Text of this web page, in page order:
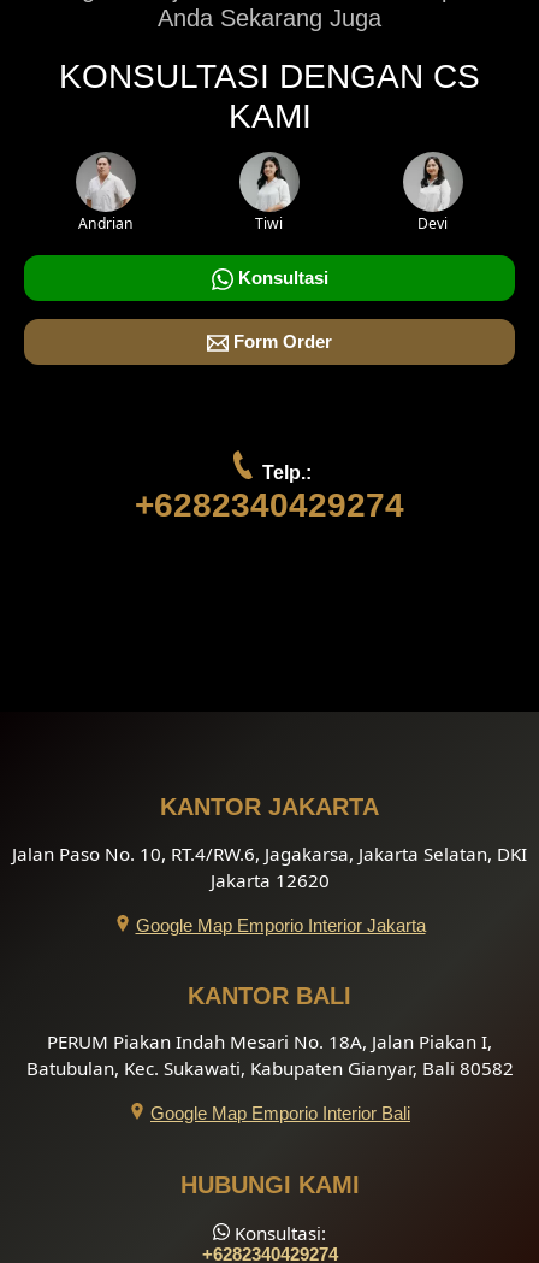
Anda Sekarang Juga
KONSULTASI DENGAN CS
KAMI
Andrian Tiwi Devi
Konsultasi
Form Order
Telp.:
+6282340429274
KANTOR JAKARTA
Jalan Paso No. 10, RT.4/RW.6, Jagakarsa, Jakarta Selatan, DKI
Jakarta 12620
Google Map Emporio Interior Jakarta
KANTOR BALI
PERUM Piakan Indah Mesari No. 18A, Jalan Piakan I,
Batubulan, Kec. Sukawati, Kabupaten Gianyar, Bali 80582
Google Map Emporio Interior Bali
HUBUNGI KAMI
Konsultasi:
+6282340429274